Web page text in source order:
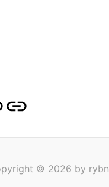
BLOG
© 2026 by